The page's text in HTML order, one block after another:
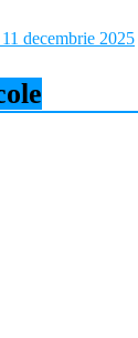
decembrie 2025